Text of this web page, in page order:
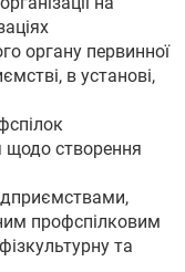
органу первинної
в установі,
щодо створення
профспілковим
та